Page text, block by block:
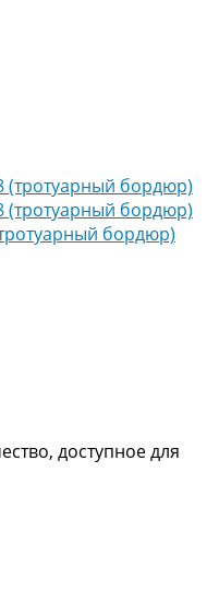
бордюр)
доступное для